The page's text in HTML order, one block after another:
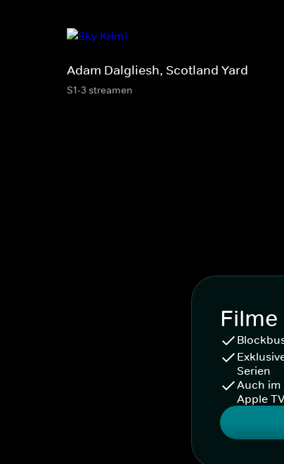
Adam Dalgliesh, Scotland Yard
S1-3 streamen
Filme
Serien
Auch
Apple TV